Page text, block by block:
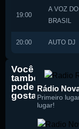
19:00
A VOZ DO
BRASIL
20:00 AUTO DJ
Você
também
pode
gostarPrimeiro
lugar!